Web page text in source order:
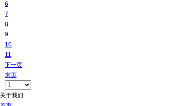
6
7
8
9
10
11
下一页
末页
关于我们